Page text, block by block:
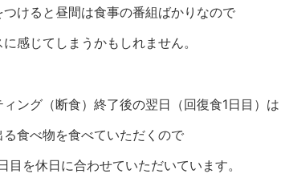
つけると昼間は食事の番組ばかりなので
感じてしまうかもしれません。
ィング（断食）終了後の翌日（回復食1日目）は
る食べ物を食べていただくので
目を休日に合わせていただいています。